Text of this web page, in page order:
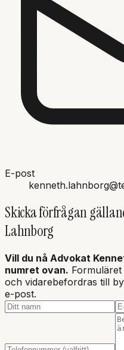
E-post
Skicka förfrågan
Lahnborg
Vill du nå Advokat
numret ovan.
och vidarebefordras till
e-post.